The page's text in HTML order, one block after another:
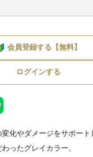
会員登録する【無料】
ログインする
化やダメージをサポート
ったグレイカラー。